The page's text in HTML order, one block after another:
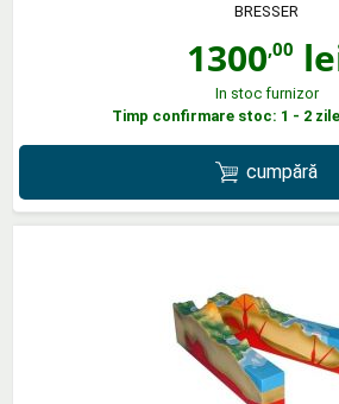
BRESSER
1300,00
In stoc furnizor
Timp confirmare stoc: 1 - 2
cumpără